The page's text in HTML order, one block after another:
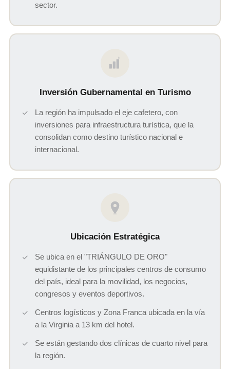
sector.
$
Inversión Gubernamental en Turismo
La región ha impulsado el eje cafetero, con
inversiones para infraestructura turística, que la
consolidan como destino turístico nacional e
internacional.
Ubicación Estratégica
Se ubica en el "TRIÁNGULO DE ORO"
equidistante de los principales centros de consumo
del país, ideal para la movilidad, los negocios,
congresos y eventos deportivos.
Centros logísticos y Zona Franca ubicada en la vía
a la Virginia a 13 km del hotel.
Se están gestando dos clínicas de cuarto nivel para
la región.